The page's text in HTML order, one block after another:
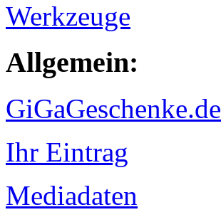
Werkzeuge
Allgemein:
GiGaGeschenke.de
Ihr Eintrag
Mediadaten